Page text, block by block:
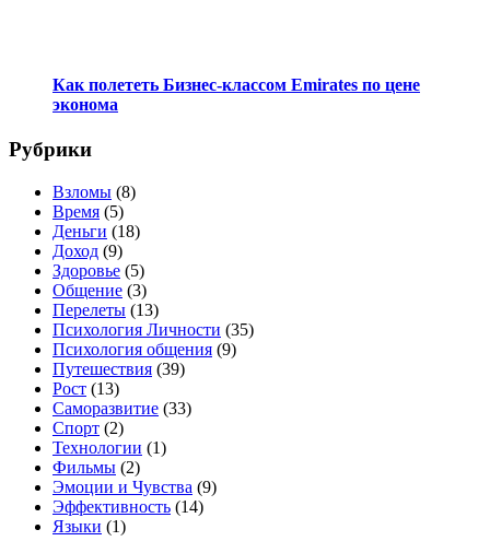
Как полететь Бизнес-классом Emirates по цене
эконома
Рубрики
Взломы (8)
Время (5)
Деньги (18)
Доход (9)
Здоровье (5)
Общение (3)
Перелеты (13)
Психология Личности (35)
Психология общения (9)
Путешествия (39)
Рост (13)
Саморазвитие (33)
Спорт (2)
Технологии (1)
Фильмы (2)
Эмоции и Чувства (9)
Эффективность (14)
Языки (1)